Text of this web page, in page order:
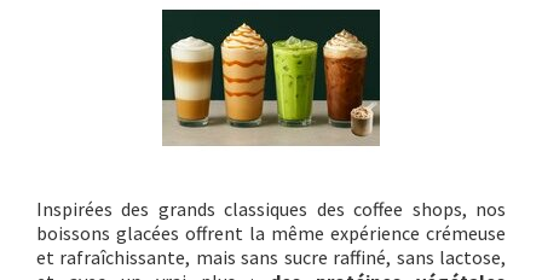
Inspirées des grands classiques des coffee shops, nos
boissons glacées offrent la même expérience crémeuse
et rafraîchissante, mais sans sucre raffiné, sans lactose,